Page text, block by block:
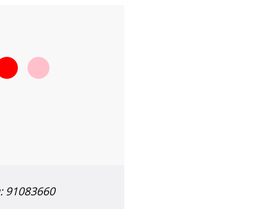
91083660